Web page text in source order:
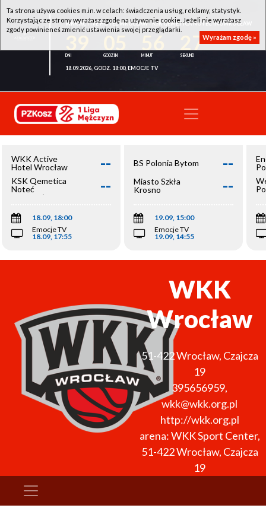
WKK ACTIVE HOTEL WROCŁAW - KSK QEMETICA NOTEĆ INOWROCŁAW
27
18.09.2026, GODZ. 18:00, EMOCJE TV
WKK Active
Hotel Wrocław
--
KSK Qemetica
Noteć
Inowrocław
--
18.09, 18:00
Emocje TV
18.09, 17:55
BS Polonia Bytom --
Miasto Szkła
Krosno
--
19.09, 15:00
Emocje TV
19.09, 14:55
WKK
Wrocław
51-422Wrocław, Czajcza
19
395656959,
wkk@wkk.org.pl
http://wkk.org.pl
arena: WKK Sport Center,
51-422 Wrocław, Czajcza
19
Ta strona używa cookies m.in. w celach: świadczenia usług, reklamy, statystyk.
Korzystając ze strony wyrażasz zgodę na używanie cookie. Jeżeli nie wyrażasz
zgody powinieneś zmienić ustawienia swojej przeglądarki.
Wyrażam zgodę »